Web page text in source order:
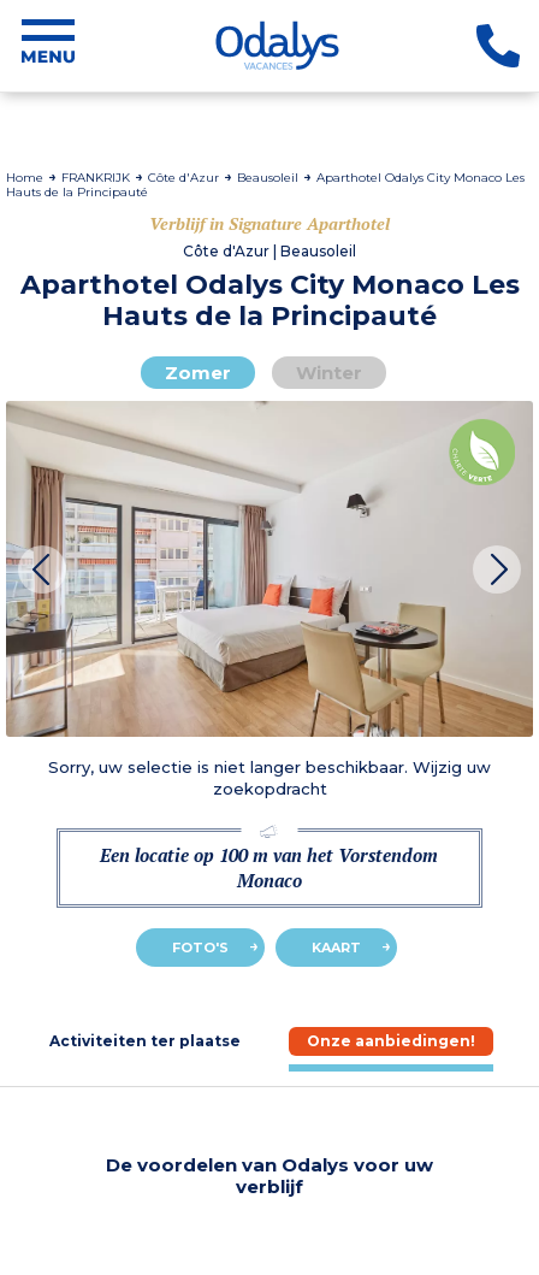
Home FRANKRIJK Côte d'Azur Beausoleil
Aparthotel Odalys City Monaco Les
Hauts de la Principauté
Verblijf in Signature Aparthotel
Côte d'Azur | Beausoleil
Aparthotel Odalys City Monaco Les
Hauts de la Principauté
Zomer Winter
Sorry, uw selectie is niet langer beschikbaar. Wijzig uw
zoekopdracht
Een locatie op 100 m van het Vorstendom
Monaco
FOTO'S KAART
Activiteiten ter plaatse Onze aanbiedingen!
De voordelen van Odalys voor uw
verblijf